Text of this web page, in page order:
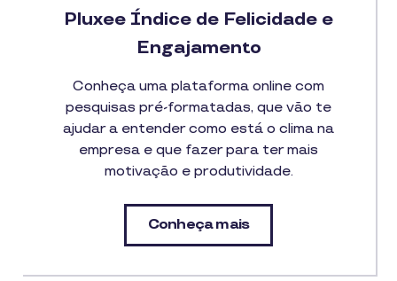
Pluxee Índice de Felicidade e
Engajamento
Conheça uma plataforma online com
pesquisas pré-formatadas, que vão te
ajudar a entender como está o clima na
empresa e que fazer para ter mais
motivação e produtividade.
Conheça mais